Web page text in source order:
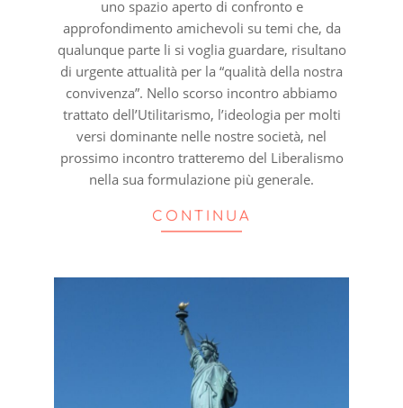
uno spazio aperto di confronto e
approfondimento amichevoli su temi che, da
qualunque parte li si voglia guardare, risultano
di urgente attualità per la “qualità della nostra
convivenza”. Nello scorso incontro abbiamo
trattato dell’Utilitarismo, l’ideologia per molti
versi dominante nelle nostre società, nel
prossimo incontro tratteremo del Liberalismo
nella sua formulazione più generale.
CONTINUA